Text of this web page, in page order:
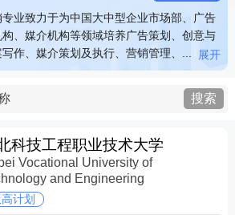
业致力于为中国大中型企业市场部、广告
、媒介机构等领域培养广告策划、创意与
作、媒介策划及执行、营销管理、...
业致力于为中国大中型企业市场部、广告
构、媒介机构等领域培养广告策划、创意与
作、媒介策划及执行、营销管理、客户服
进行活动策划、品牌包装、形象推广的专
展开
业致力于为中国大中型企业市场部、广告
、媒介机构等领域培养广告策划、创意与
作、媒介策划及执行、营销管理、...
业致力于为中国大中型企业市场部、广告
构、媒介机构等领域培养广告策划、创意与
作、媒介策划及执行、营销管理、客户服
进行活动策划、品牌包装、形象推广的专
展开
搜索
科技工程职业技术大学
Vocational University of
and Engineering
计划